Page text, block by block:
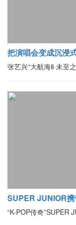
把演唱会变成沉浸
张艺兴“大航海Ⅱ·未至
SUPER JUNIOR携
“K-POP传奇”SUPER